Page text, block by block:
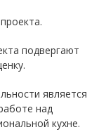
подвергают
является
над
кухне.